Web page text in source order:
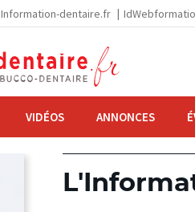
Information-dentaire.fr
VIDÉOS ANNONCES